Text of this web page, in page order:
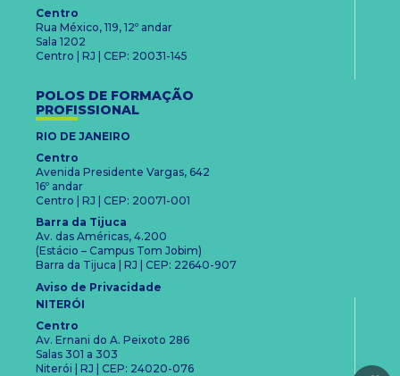
Centro
Rua México, 119, 12º andar
Sala 1202
Centro | RJ | CEP: 20031-145
POLOS DE FORMAÇÃO
PROFISSIONAL
RIO DE JANEIRO
Centro
Avenida Presidente Vargas, 642
16º andar
Centro | RJ | CEP: 20071-001
Barra da Tijuca
Av. das Américas, 4.200
(Estácio – Campus Tom Jobim)
Barra da Tijuca | RJ | CEP: 22640-907
Aviso de Privacidade
NITERÓI
Centro
Av. Ernani do A. Peixoto 286
Salas 301 a 303
Niterói | RJ | CEP: 24020-076